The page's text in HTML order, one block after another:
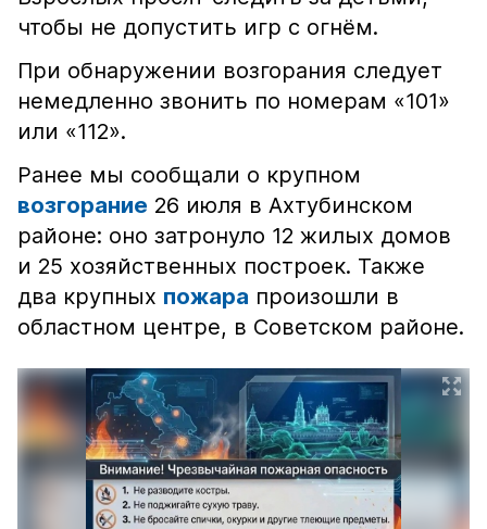
чтобы не допустить игр с огнём.
При обнаружении возгорания следует
немедленно звонить по номерам «101»
или «112».
Ранее мы сообщали о крупном
возгорание 26 июля в Ахтубинском
районе: оно затронуло 12 жилых домов
и 25 хозяйственных построек. Также
два крупных пожара произошли в
областном центре, в Советском районе.